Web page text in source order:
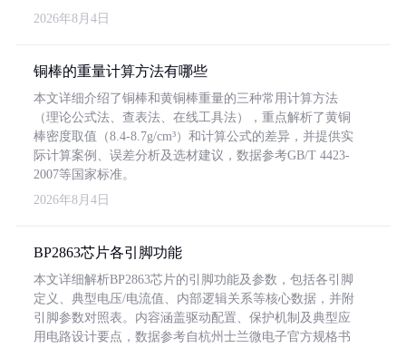
2026年8月4日
铜棒的重量计算方法有哪些
本文详细介绍了铜棒和黄铜棒重量的三种常用计算方法
（理论公式法、查表法、在线工具法），重点解析了黄铜
棒密度取值（8.4-8.7g/cm³）和计算公式的差异，并提供实
际计算案例、误差分析及选材建议，数据参考GB/T 4423-
2007等国家标准。
2026年8月4日
BP2863芯片各引脚功能
本文详细解析BP2863芯片的引脚功能及参数，包括各引脚
定义、典型电压/电流值、内部逻辑关系等核心数据，并附
引脚参数对照表。内容涵盖驱动配置、保护机制及典型应
用电路设计要点，数据参考自杭州士兰微电子官方规格书